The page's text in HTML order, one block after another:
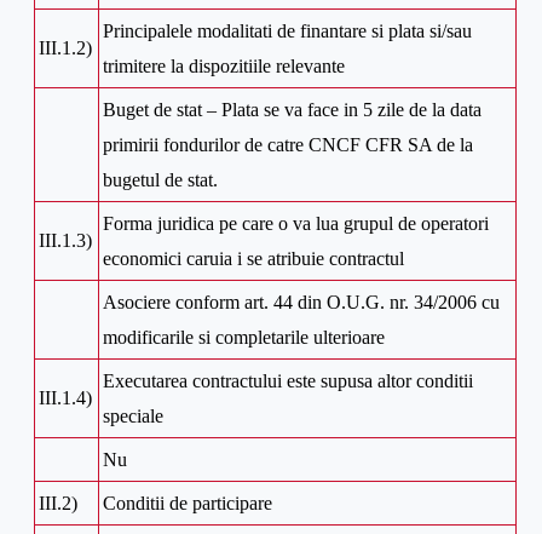
III.1.2)
Principalele modalitati de finantare si plata si/sau
trimitere la dispozitiile relevante
Buget de stat – Plata se va face in 5 zile de la data
primirii fondurilor de catre CNCF CFR SA de la
bugetul de stat.
III.1.3)
Forma juridica pe care o va lua grupul de operatori
economici caruia i se atribuie contractul
Asociere conform art. 44 din O.U.G. nr. 34/2006 cu
modificarile si completarile ulterioare
III.1.4)
Executarea contractului este supusa altor conditii
speciale
Nu
III.2) Conditii de participare